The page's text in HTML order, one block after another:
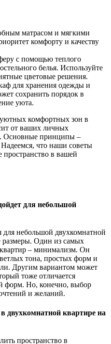
матрасом и мягкими
комфорту и качеству
с помощью теплого
белья. Используйте
цветовые решения.
для хранения одежды и
сохранить порядок в
уюта.
комфортных зон в
от ваших личных
Основные принципы –
что наши советы
пространство в вашей
для небольшой
небольшой двухкомнатной
размеры. Один из самых
– минимализм. Он
тона, простых форм и
Другим вариантом может
тоже отличается
форм. Но, конечно, выбор
и желаний.
двухкомнатной квартире на
пространство в